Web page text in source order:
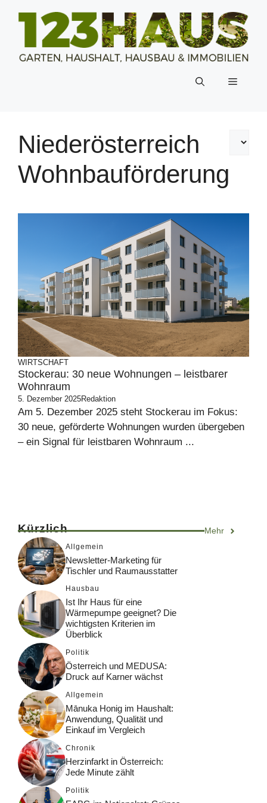
Inhalt
Menü
Niederösterreich
Wohnbauförderung
WIRTSCHAFT
Stockerau: 30 neue Wohnungen – leistbarer
Wohnraum
5. Dezember 2025Redaktion
Am 5. Dezember 2025 steht Stockerau im Fokus:
30 neue, geförderte Wohnungen wurden übergeben
– ein Signal für leistbaren Wohnraum ...
Kürzlich Mehr
Allgemein
Newsletter-Marketing für
Tischler und Raumausstatter
Hausbau
Ist Ihr Haus für eine
Wärmepumpe geeignet? Die
wichtigsten Kriterien im
Überblick
Politik
Österreich und MEDUSA:
Druck auf Karner wächst
Allgemein
Mānuka Honig im Haushalt:
Anwendung, Qualität und
Einkauf im Vergleich
Chronik
Herzinfarkt in Österreich:
Jede Minute zählt
Politik